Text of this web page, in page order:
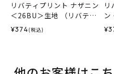
リバティプリント ナザニン
＜26BU＞生地 （リバテ
ィ・ファブリックス）2026
¥374 (税込)
リ
ン
地